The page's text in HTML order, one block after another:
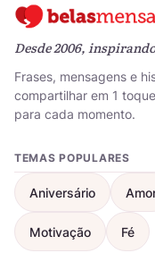
Desde 2006,
Frases, mensagens e
compartilhar em 1
para cada momento.
TEMAS POPULARES
Aniversário
Motivação Fé